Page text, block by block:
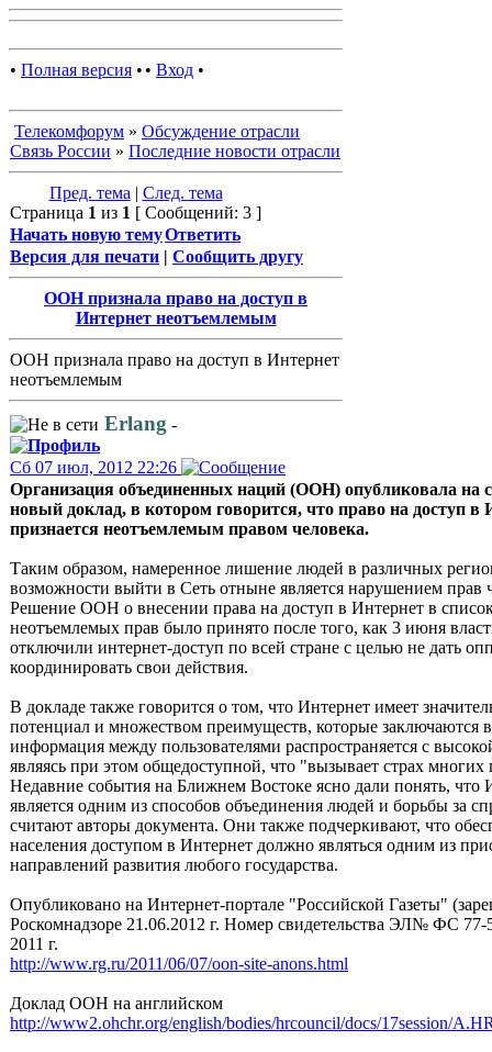
• Полная версия • • Вход •
Телекомфорум » Обсуждение отрасли
Связь России » Последние новости отрасли
Пред. тема | След. тема
Страница 1 из 1 [ Сообщений: 3 ]
Начать новую темуОтветить
Версия для печати | Сообщить другу
ООН признала право на доступ в
Интернет неотъемлемым
ООН признала право на доступ в Интернет
неотъемлемым
Erlang -
Сб 07 июл, 2012 22:26
Организация объединенных наций (ООН) опубликовала на
новый доклад, в котором говорится, что право на доступ в
признается неотъемлемым правом человека.
Таким образом, намеренное лишение людей в различных
возможности выйти в Сеть отныне является нарушением прав
Решение ООН о внесении права на доступ в Интернет в
неотъемлемых прав было принято после того, как 3 июня
отключили интернет-доступ по всей стране с целью не дать
координировать свои действия.
В докладе также говорится о том, что Интернет имеет
потенциал и множеством преимуществ, которые заключаются
информация между пользователями распространяется с
являясь при этом общедоступной, что "вызывает страх многих
Недавние события на Ближнем Востоке ясно дали понять, что
является одним из способов объединения людей и борьбы за
считают авторы документа. Они также подчеркивают, что
населения доступом в Интернет должно являться одним из
направлений развития любого государства.
Опубликовано на Интернет-портале "Российской Газеты"
Роскомнадзоре 21.06.2012 г. Номер свидетельства ЭЛ№ ФС
2011 г.
http://www.rg.ru/2011/06/07/oon-site-anons.html
Доклад ООН на английском
http://www2.ohchr.org/english/bodies/hrcouncil/docs/17session/